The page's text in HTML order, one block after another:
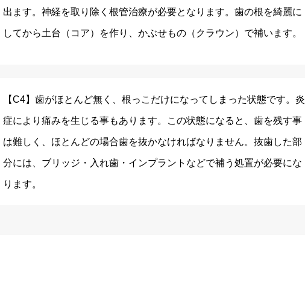
出ます。神経を取り除く根管治療が必要となります。歯の根を綺麗に
してから土台（コア）を作り、かぶせもの（クラウン）で補います。
【C4】歯がほとんど無く、根っこだけになってしまった状態です。炎
症により痛みを生じる事もあります。この状態になると、歯を残す事
は難しく、ほとんどの場合歯を抜かなければなりません。抜歯した部
分には、ブリッジ・入れ歯・インプラントなどで補う処置が必要にな
ります。